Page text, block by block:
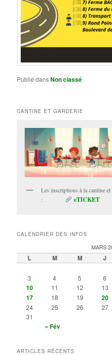
Publié dansNon classé
CANTINE ET GARDERIE
Les inscriptions à la cantine
:
eTICKET
CALENDRIER DES INFOS
MARS
L M M J
3
4 5 6
10 11 12 13
17 18 19 20
24
25 26 27
31
« Fév
ARTICLES RÉCENTS